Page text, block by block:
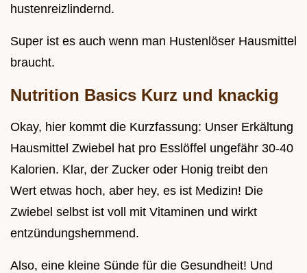
hustenreizlindernd.
Super ist es auch wenn man Hustenlöser Hausmittel
braucht.
Nutrition Basics Kurz und knackig
Okay, hier kommt die Kurzfassung: Unser Erkältung
Hausmittel Zwiebel hat pro Esslöffel ungefähr 30-40
Kalorien. Klar, der Zucker oder Honig treibt den
Wert etwas hoch, aber hey, es ist Medizin! Die
Zwiebel selbst ist voll mit Vitaminen und wirkt
entzündungshemmend.
Also, eine kleine Sünde für die Gesundheit! Und